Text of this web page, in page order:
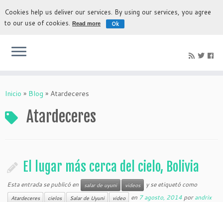
La experiencia más auténtica para descubrir Bolivia
Inicio » Blog » Atardeceres
Atardeceres
El lugar más cerca del cielo, Bolivia
Esta entrada se publicó en salar de uyuni videos y se etiquetó como
Atardeceres cielos Salar de Uyuni video en 7 agosto, 2014 porandrix
Cookies help us deliver our services. By using our services, you agree
to our use of cookies.Read more Ok